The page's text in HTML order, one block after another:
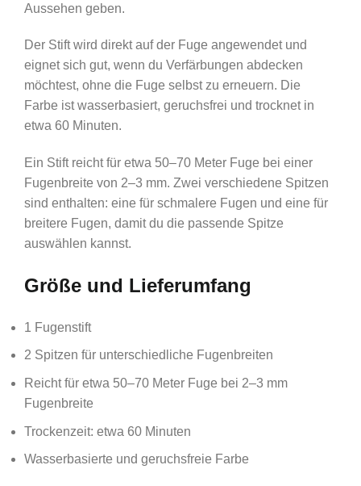
Aussehen geben.
Der Stift wird direkt auf der Fuge angewendet und
eignet sich gut, wenn du Verfärbungen abdecken
möchtest, ohne die Fuge selbst zu erneuern. Die
Farbe ist wasserbasiert, geruchsfrei und trocknet in
etwa 60 Minuten.
Ein Stift reicht für etwa 50–70 Meter Fuge bei einer
Fugenbreite von 2–3 mm. Zwei verschiedene Spitzen
sind enthalten: eine für schmalere Fugen und eine für
breitere Fugen, damit du die passende Spitze
auswählen kannst.
Größe und Lieferumfang
1 Fugenstift
2 Spitzen für unterschiedliche Fugenbreiten
Reicht für etwa 50–70 Meter Fuge bei 2–3 mm
Fugenbreite
Trockenzeit: etwa 60 Minuten
Wasserbasierte und geruchsfreie Farbe